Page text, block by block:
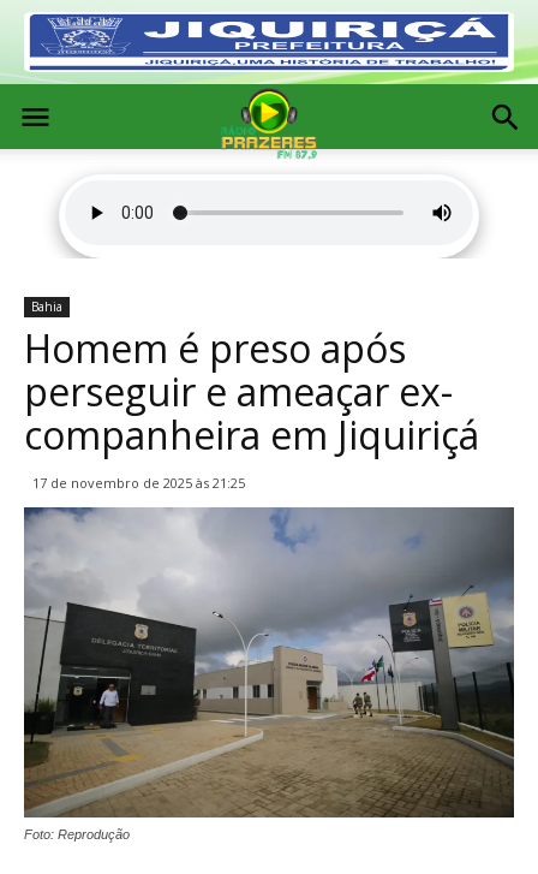
Bahia
Homem é preso após
perseguir e ameaçar ex-
companheira em Jiquiriçá
17 de novembro de 2025 às 21:25
Foto: Reprodução